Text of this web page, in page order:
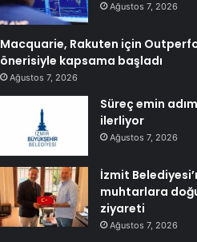
Ağustos 7, 2026
Macquarie, Rakuten için
önerisiyle kapsama başladı
Ağustos 7, 2026
Süreç emin
ilerliyor
Ağustos 7, 2026
İzmit
muhtarlara
ziyareti
Ağustos 7, 2026